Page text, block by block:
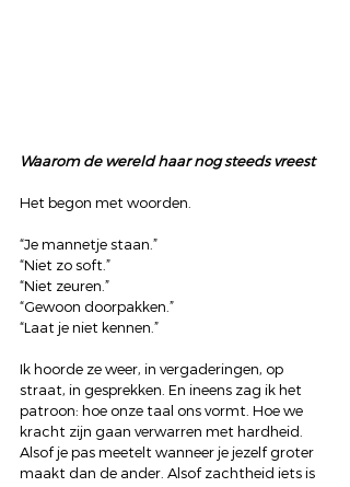
Waarom de wereld haar nog steeds vreest
Het begon met woorden.
“Je mannetje staan.”
“Niet zo soft.”
“Niet zeuren.”
“Gewoon doorpakken.”
“Laat je niet kennen.”
Ik hoorde ze weer, in vergaderingen, op
straat, in gesprekken. En ineens zag ik het
patroon: hoe onze taal ons vormt. Hoe we
kracht zijn gaan verwarren met hardheid.
Alsof je pas meetelt wanneer je jezelf groter
maakt dan de ander. Alsof zachtheid iets is